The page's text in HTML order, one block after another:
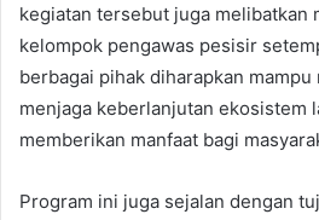
kegiatan tersebut juga melibatkan
kelompok pengawas pesisir
berbagai pihak diharapkan
menjaga keberlanjutan ekosistem
memberikan manfaat bagi
Program ini juga sejalan dengan